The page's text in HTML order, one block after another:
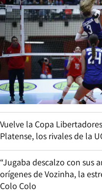
Vuelve la Copa
Platense, los rivales de la
“Jugaba descalzo con sus
orígenes de Vozinha, la
Colo Colo